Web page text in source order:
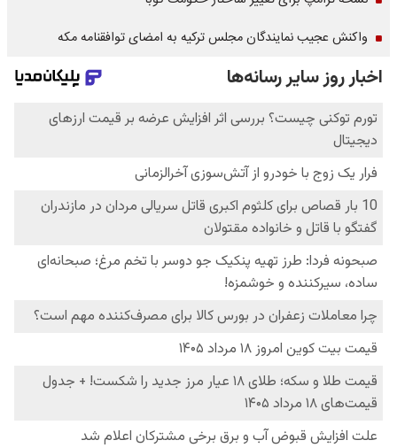
واکنش عجیب نمایندگان مجلس ترکیه به امضای توافقنامه مکه